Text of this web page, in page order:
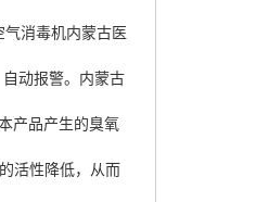
气消毒机内蒙古医
动报警。 内蒙古
产品产生的臭氧
活性降低，从而